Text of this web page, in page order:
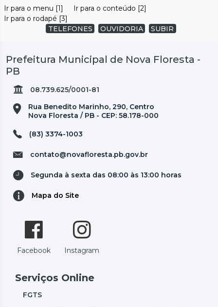
Ir para o menu [1]
Ir para o conteúdo [2]
Ir para o rodapé [3]
TELEFONES
OUVIDORIA SUBIR
Prefeitura Municipal de Nova Floresta -
PB
08.739.625/0001-81
Rua Benedito Marinho, 290, Centro
Nova Floresta / PB - CEP: 58.178-000
(83) 3374-1003
contato@novafloresta.pb.gov.br
Segunda à sexta das 08:00 às 13:00 horas
Mapa do Site
Facebook Instagram
Serviços Online
FGTS